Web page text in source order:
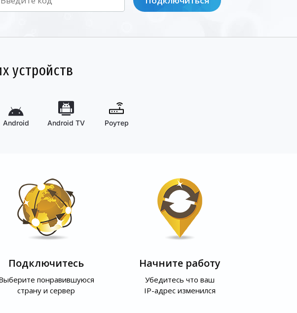
устройств
Android Android TV Роутер
Подключитесь
понравившуюся
страну и сервер
Начните работу
Убедитесь что ваш
IP-адрес изменился